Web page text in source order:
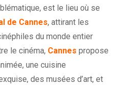
est le lieu où se
de Cannes, attirant les
du monde entier
le cinéma, Cannes propose
une cuisine
des musées d’art, et